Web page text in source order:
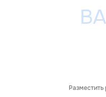
Разместить